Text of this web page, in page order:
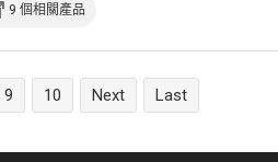
9 個相關產品
9 10 Next Last